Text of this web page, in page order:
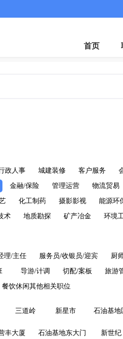
首页
政人事 城建装修 客户服务
金融/保险 管理运营 物流贸易
化工制药 摄影影视 能源环
术 地质勘探 矿产冶金 环境
理/主任 服务员/收银员/迎宾 厨
导游/计调 切配/案板 旅游
餐饮休闲其他相关职位
三道岭 新星市 石油基地
丰大厦 石油基地东大门 新世纪